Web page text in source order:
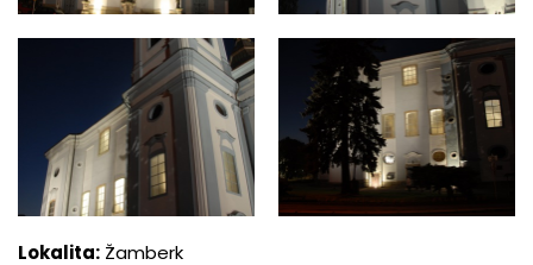
Lokalita: Žamberk